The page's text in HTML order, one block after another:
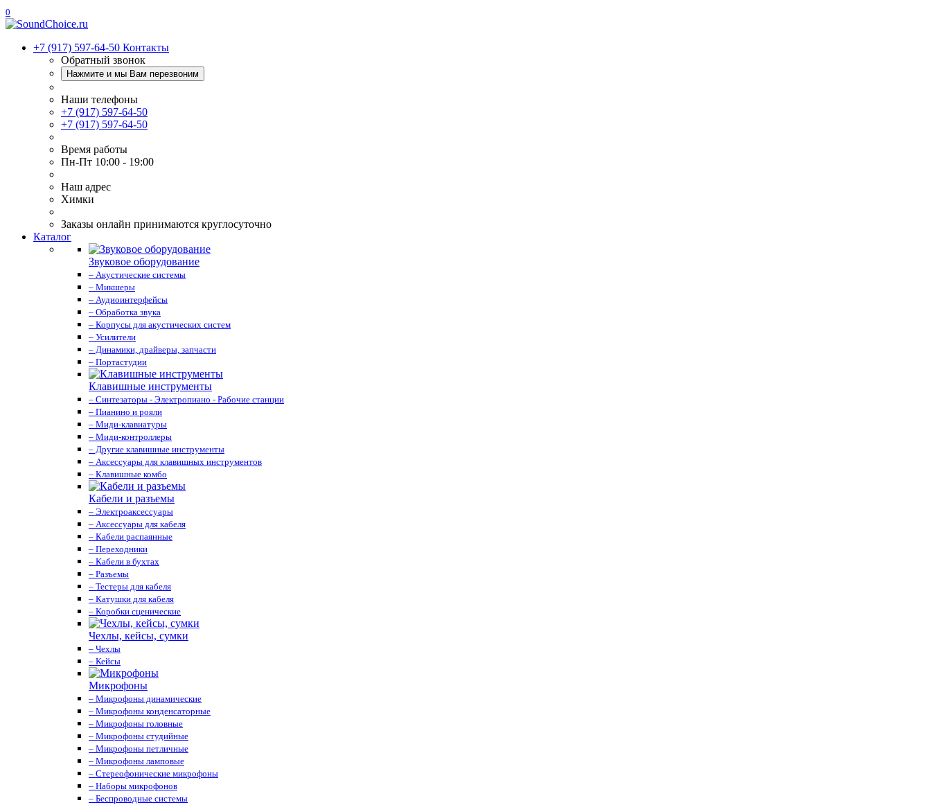
0
+7 (917) 597-64-50 Контакты
Обратный звонок
Нажмите и мы Вам перезвоним
Наши телефоны
+7 (917) 597-64-50
+7 (917) 597-64-50
Время работы
Пн-Пт 10:00 - 19:00
Наш адрес
Химки
Заказы онлайн принимаются круглосуточно
Каталог
Звуковое оборудование
– Акустические системы
– Микшеры
– Аудиоинтерфейсы
– Обработка звука
– Корпусы для акустических систем
– Усилители
– Динамики, драйверы, запчасти
– Портастудии
Клавишные инструменты
– Синтезаторы - Электропиано - Рабочие станции
– Пианино и рояли
– Миди-клавиатуры
– Миди-контроллеры
– Другие клавишные инструменты
– Аксессуары для клавишных инструментов
– Клавишные комбо
Кабели и разъемы
– Электроаксессуары
– Аксессуары для кабеля
– Кабели распаянные
– Переходники
– Кабели в бухтах
– Разъемы
– Тестеры для кабеля
– Катушки для кабеля
– Коробки сценические
Чехлы, кейсы, сумки
– Чехлы
– Кейсы
Микрофоны
– Микрофоны динамические
– Микрофоны конденсаторные
– Микрофоны головные
– Микрофоны студийные
– Микрофоны петличные
– Микрофоны ламповые
– Стереофонические микрофоны
– Наборы микрофонов
– Беспроводные системы